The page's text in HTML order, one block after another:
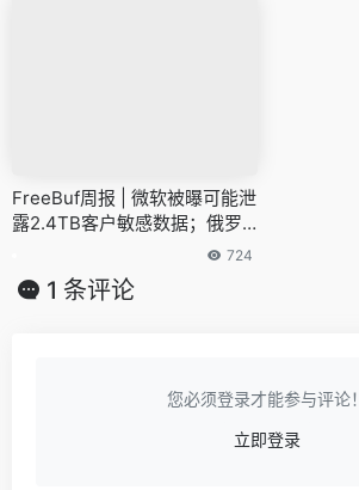
FreeBuf周报 | 微软被曝可能泄
露2.4TB客户敏感数据；俄罗
斯对保加利亚发起网络攻击 724
1 条评论
您必须登录才能参与评论！
立即登录